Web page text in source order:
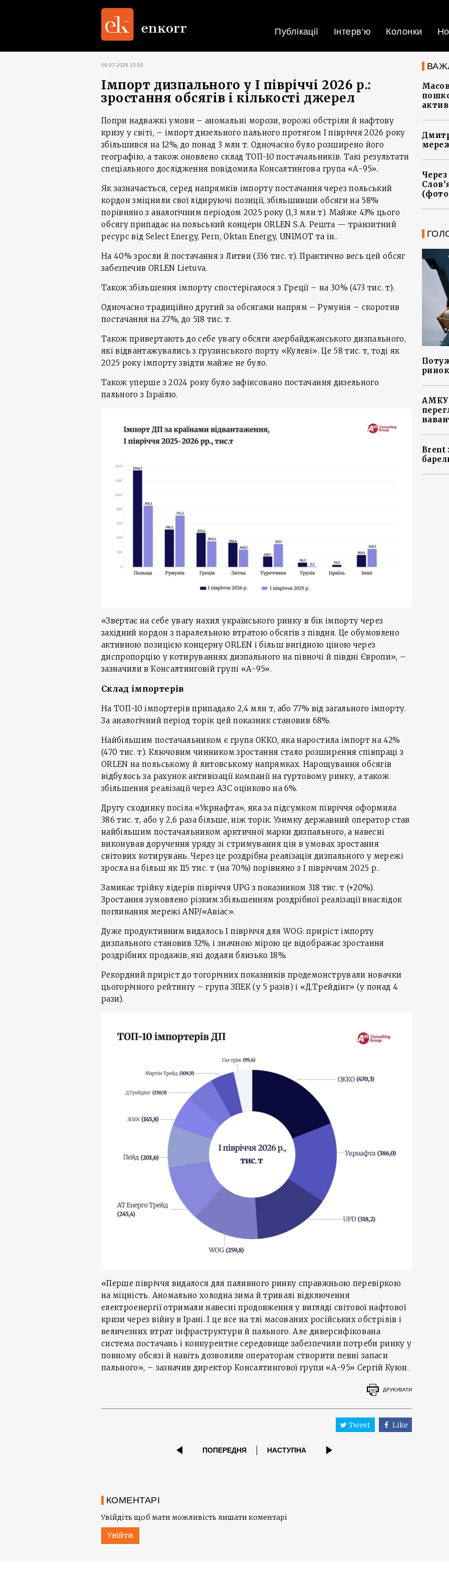
Публікації Інтерв’ю Колонки
09.07.2026 15:10
Імпорт дизпального у I півріччі 2026 р.:
зростання обсягів і кількості джерел
Попри надважкі умови – аномальні морози, ворожі обстріли й нафтову
кризу у світі, – імпорт дизельного пального протягом І півріччя 2026 року
збільшився на 12%, до понад 3 млн т. Одночасно було розширено його
географію, а також оновлено склад ТОП-10 постачальників. Такі результати
спеціального дослідження повідомила Консалтингова група «А-95».
Як зазначається, серед напрямків імпорту постачання через польський
кордон зміцнили свої лідируючі позиції, збільшивши обсяги на 58%
порівняно з аналогічним періодом 2025 року (1,3 млн т). Майже 43% цього
обсягу припадає на польський концерн ORLEN S.A. Решта — транзитний
ресурс від Select Energy, Pern, Oktan Energy, UNIMOT та ін..
На 40% зросли й постачання з Литви (336 тис. т). Практично весь цей обсяг
забезпечив ORLEN Lietuva.
Також збільшення імпорту спостерігалося з Греції – на 30% (473 тис. т).
Одночасно традиційно другий за обсягами напрям – Румунія – скоротив
постачання на 27%, до 518 тис. т.
Також привертають до себе увагу обсяги азербайджанського дизпального,
які відвантажувались з грузинського порту «Кулеві». Це 58 тис. т, тоді як
2025 року імпорту звідти майже не було.
Також уперше з 2024 року було зафіксовано постачання дизельного
пального з Ізраїлю.
«Звертає на себе увагу нахил українського ринку в бік імпорту через
західний кордон з паралельною втратою обсягів з півдня. Це обумовлено
активною позицією концерну ORLEN і більш вигідною ціною через
диспропорцію у котируваннях дизпального на півночі й півдні Європи», –
зазначили в Консалтинговій групі «А-95».
Склад імпортерів
На ТОП-10 імпортерів припадало 2,4 млн т, або 77% від загального імпорту.
За аналогічний період торік цей показник становив 68%.
Найбільшим постачальником є група ОККО, яка наростила імпорт на 42%
(470 тис. т). Ключовим чинником зростання стало розширення співпраці з
ORLEN на польському й литовському напрямках. Нарощування обсягів
відбулось за рахунок активізації компанії на гуртовому ринку, а також
збільшення реалізації через АЗС оцінково на 6%.
Другу сходинку посіла «Укрнафта», яка за підсумком півріччя оформила
386 тис. т, або у 2,6 раза більше, ніж торік. Узимку державний оператор став
найбільшим постачальником арктичної марки дизпального, а навесні
виконував доручення уряду зі стримування цін в умовах зростання
світових котирувань. Через це роздрібна реалізація дизпального у мережі
зросла на більш як 115 тис. т (на 70%) порівняно з І півріччям 2025 р..
Замикає трійку лідерів півріччя UPG з показником 318 тис. т (+20%).
Зростання зумовлено різким збільшенням роздрібної реалізації внаслідок
поглинання мережі ANP/«Авіас».
Дуже продуктивним видалось I півріччя для WOG: приріст імпорту
дизпального становив 32%, і значною мірою це відображає зростання
роздрібних продажів, які додали близько 18%.
Рекордний приріст до тогорічних показників продемонстрували новачки
цьогорічного рейтингу – група ЗПЕК (у 5 разів) і «Д.Трейдінг» (у понад 4
рази).
«Перше півріччя видалося для паливного ринку справжньою перевіркою
на міцність. Аномально холодна зима й тривалі відключення
електроенергії отримали навесні продовження у вигляді світової нафтової
кризи через війну в Ірані. І це все на тлі масованих російських обстрілів і
величезних втрат інфраструктури й пального. Але диверсифікована
система постачань і конкурентне середовище забезпечили потреби ринку у
повному обсязі й навіть дозволили операторам створити певні запаси
пального», – зазначив директор Консалтингової групи «А-95» Сергій Куюн.
ДРУКУВАТИ
Tweet Like
ПОПЕРЕДНЯ НАСТУПНА
КОМЕНТАРІ
Увійдіть щоб мати можливість лишати коментарі
Увійти
Через
АМКУ
Brent